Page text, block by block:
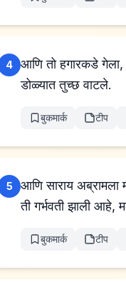
4
आणि तो हगारकडे गेला,
डोळ्यात तुच्छ वाटले.
बुकमार्क टीप
5
आणि साराय अब्रामला
बुकमार्क टीप